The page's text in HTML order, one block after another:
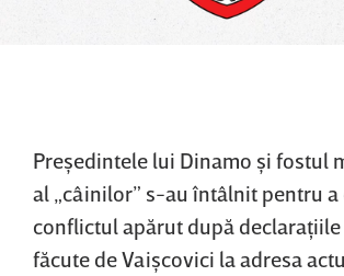
Preşedintele lui Dinamo şi fostul
al „câinilor” s-au întâlnit pentru a
conflictul apărut după
făcute de Vaişcovici la adresa